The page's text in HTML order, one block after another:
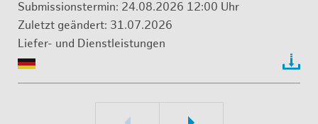
Sub­mis­si­ons­ter­min: 24.08.2026 12:00 Uhr
31.07.2026
Lie­fer- und Dienst­leis­tun­gen